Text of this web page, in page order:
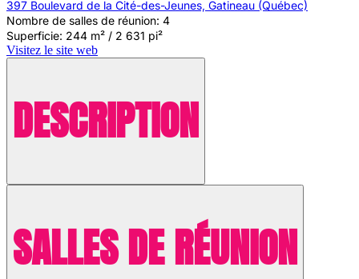
397 Boulevard de la Cité-des-Jeunes, Gatineau (Québec)
Nombre de salles de réunion: 4
Superficie: 244 m² / 2 631 pi²
Visitez le site web
DESCRIPTION
SALLES DE RÉUNION